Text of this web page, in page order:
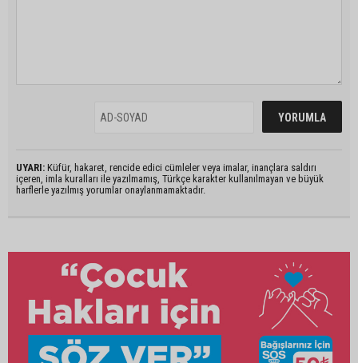
UYARI: Küfür, hakaret, rencide edici cümleler veya imalar, inançlara saldırı
içeren, imla kuralları ile yazılmamış, Türkçe karakter kullanılmayan ve büyük
harflerle yazılmış yorumlar onaylanmamaktadır.